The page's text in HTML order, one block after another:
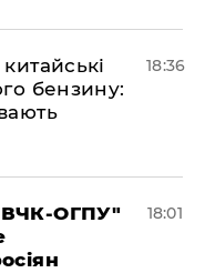
бензину:
18:36
ОГПУ"
18:01